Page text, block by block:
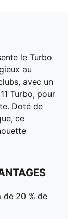
le Turbo
au
avec un
Turbo, pour
Doté de
ce
de 20 % de